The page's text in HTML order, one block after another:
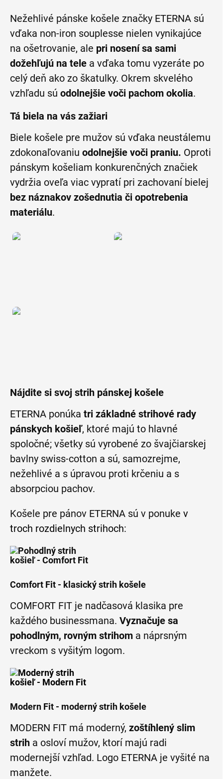
Nežehlivé pánske košele značky ETERNA sú
vďaka non-iron souplesse nielen vynikajúce
na ošetrovanie, ale pri nosení sa sami
dožehľujú na tele a vďaka tomu vyzeráte po
celý deň ako zo škatulky. Okrem skvelého
vzhľadu sú odolnejšie voči pachom okolia.
Tá biela na vás zažiari
Biele košele pre mužov sú vďaka neustálemu
zdokonaľovaniu odolnejšie voči praniu. Oproti
pánskym košeliam konkurenčných značiek
vydržia oveľa viac vypratí pri zachovaní bielej
bez náznakov zošednutia či opotrebenia
materiálu.
Nájdite si svoj strih pánskej košele
ETERNA ponúka tri základné strihové rady
pánskych košieľ, ktoré majú to hlavné
spoločné; všetky sú vyrobené zo švajčiarskej
bavlny swiss-cotton a sú, samozrejme,
nežehlivé a s úpravou proti krčeniu a s
absorpciou pachov.
Košele pre pánov ETERNA sú v ponuke v
troch rozdielnych strihoch:
Comfort Fit - klasický strih košele
COMFORT FIT je nadčasová klasika pre
každého businessmana. Vyznačuje sa
pohodlným, rovným strihom a náprsným
vreckom s vyšitým logom.
Modern Fit - moderný strih košele
MODERN FIT má moderný, zoštíhlený slim
strih a osloví mužov, ktorí majú radi
modernejší vzhľad. Logo ETERNA je vyšité na
manžete.